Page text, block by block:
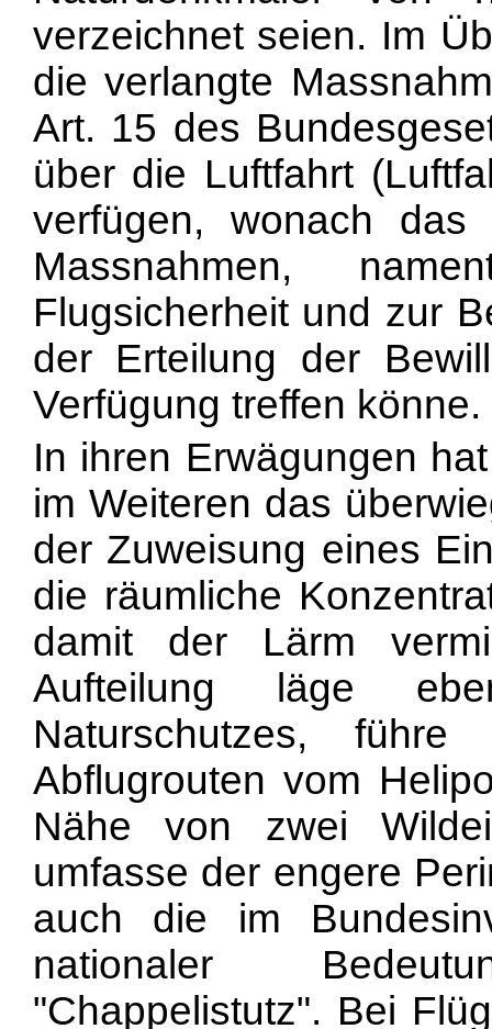
verzeichnet seien. Im
die verlangte
Art. 15 des
über die Luftfahrt
verfügen, wonach das
Massnahmen,
Flugsicherheit und zur
der Erteilung der
Verfügung treffen könne.
In ihren Erwägungen
im Weiteren das
der Zuweisung eines
die räumliche
damit der Lärm
Aufteilung läge
Naturschutzes,
Abflugrouten vom
Nähe von zwei
umfasse der engere
auch die im
nationaler
"Chappelistutz". Bei